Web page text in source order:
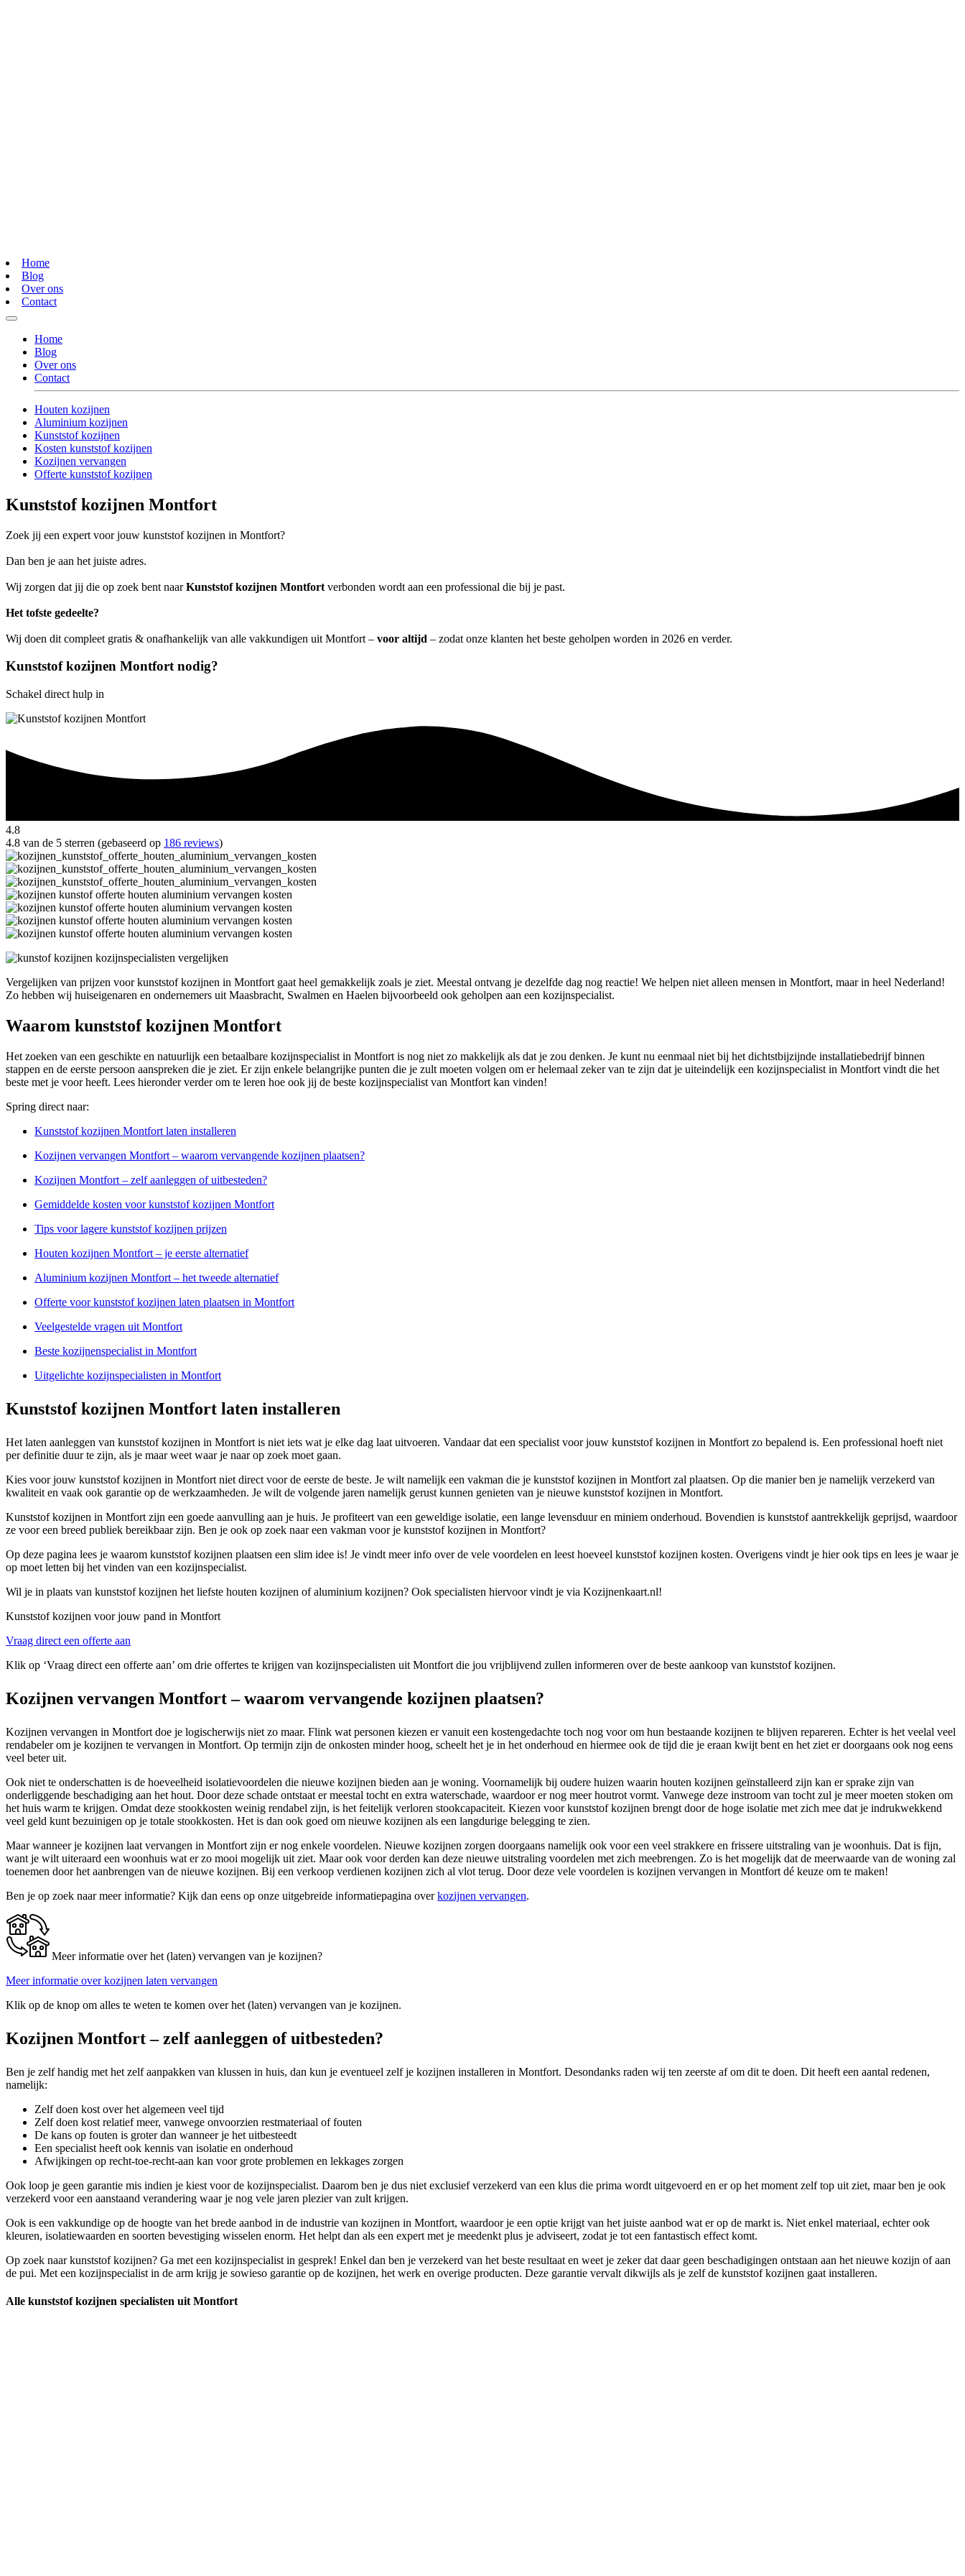
Home
Blog
Over ons
Contact
Home
Blog
Over ons
Contact
Houten kozijnen
Aluminium kozijnen
Kunststof kozijnen
Kosten kunststof kozijnen
Kozijnen vervangen
Offerte kunststof kozijnen
Kunststof kozijnen Montfort
Zoek jij een expert voor jouw kunststof kozijnen in Montfort?
Dan ben je aan het juiste adres.
Wij zorgen dat jij die op zoek bent naarKunststof kozijnen Montfort verbonden wordt aan een professional die bij je past.
Het tofste gedeelte?
Wij doen dit compleet gratis & onafhankelijk van alle vakkundigen uit Montfort – voor altijd – zodat onze klanten het beste geholpen worden in 2026 en verder.
Kunststof kozijnen Montfort nodig?
Schakel direct hulp in
4.8
4.8 van de 5 sterren (gebaseerd op 186 reviews)
Vergelijken van prijzen voor kunststof kozijnen in Montfort gaat heel gemakkelijk zoals je ziet. Meestal ontvang je dezelfde dag nog reactie! We helpen niet alleen mensen in Montfort, maar in heel Nederland!
Zo hebben wij huiseigenaren en ondernemers uit Maasbracht, Swalmen en Haelen bijvoorbeeld ook geholpen aan een kozijnspecialist.
Waarom kunststof kozijnen Montfort
Het zoeken van een geschikte en natuurlijk een betaalbare kozijnspecialist in Montfort is nog niet zo makkelijk als dat je zou denken. Je kunt nu eenmaal niet bij het dichtstbijzijnde installatiebedrijf binnen
stappen en de eerste persoon aanspreken die je ziet. Er zijn enkele belangrijke punten die je zult moeten volgen om er helemaal zeker van te zijn dat je uiteindelijk een kozijnspecialist in Montfort vindt die het
beste met je voor heeft. Lees hieronder verder om te leren hoe ook jij de beste kozijnspecialist van Montfort kan vinden!
Spring direct naar:
Kunststof kozijnen Montfort laten installeren
Kozijnen vervangen Montfort – waarom vervangende kozijnen plaatsen?
Kozijnen Montfort – zelf aanleggen of uitbesteden?
Gemiddelde kosten voor kunststof kozijnen Montfort
Tips voor lagere kunststof kozijnen prijzen
Houten kozijnen Montfort – je eerste alternatief
Aluminium kozijnen Montfort – het tweede alternatief
Offerte voor kunststof kozijnen laten plaatsen in Montfort
Veelgestelde vragen uit Montfort
Beste kozijnenspecialist in Montfort
Uitgelichte kozijnspecialisten in Montfort
Kunststof kozijnen Montfort laten installeren
Het laten aanleggen van kunststof kozijnen in Montfort is niet iets wat je elke dag laat uitvoeren. Vandaar dat een specialist voor jouw kunststof kozijnen in Montfort zo bepalend is. Een professional hoeft niet
per definitie duur te zijn, als je maar weet waar je naar op zoek moet gaan.
Kies voor jouw kunststof kozijnen in Montfort niet direct voor de eerste de beste. Je wilt namelijk een vakman die je kunststof kozijnen in Montfort zal plaatsen. Op die manier ben je namelijk verzekerd van
kwaliteit en vaak ook garantie op de werkzaamheden. Je wilt de volgende jaren namelijk gerust kunnen genieten van je nieuwe kunststof kozijnen in Montfort.
Kunststof kozijnen in Montfort zijn een goede aanvulling aan je huis. Je profiteert van een geweldige isolatie, een lange levensduur en miniem onderhoud. Bovendien is kunststof aantrekkelijk geprijsd, waardoor
ze voor een breed publiek bereikbaar zijn. Ben je ook op zoek naar een vakman voor je kunststof kozijnen in Montfort?
Op deze pagina lees je waarom kunststof kozijnen plaatsen een slim idee is! Je vindt meer info over de vele voordelen en leest hoeveel kunststof kozijnen kosten. Overigens vindt je hier ook tips en lees je waar je
op moet letten bij het vinden van een kozijnspecialist.
Wil je in plaats van kunststof kozijnen het liefste houten kozijnen of aluminium kozijnen? Ook specialisten hiervoor vindt je via Kozijnenkaart.nl!
Kunststof kozijnen voor jouw pand in Montfort
Vraag direct een offerte aan
Klik op ‘Vraag direct een offerte aan’ om drie offertes te krijgen van kozijnspecialisten uit Montfort die jou vrijblijvend zullen informeren over de beste aankoop van kunststof kozijnen.
Kozijnen vervangen Montfort – waarom vervangende kozijnen plaatsen?
Kozijnen vervangen in Montfort doe je logischerwijs niet zo maar. Flink wat personen kiezen er vanuit een kostengedachte toch nog voor om hun bestaande kozijnen te blijven repareren. Echter is het veelal veel
rendabeler om je kozijnen te vervangen in Montfort. Op termijn zijn de onkosten minder hoog, scheelt het je in het onderhoud en hiermee ook de tijd die je eraan kwijt bent en het ziet er doorgaans ook nog eens
veel beter uit.
Ook niet te onderschatten is de hoeveelheid isolatievoordelen die nieuwe kozijnen bieden aan je woning. Voornamelijk bij oudere huizen waarin houten kozijnen geïnstalleerd zijn kan er sprake zijn van
onderliggende beschadiging aan het hout. Door deze schade ontstaat er meestal tocht en extra waterschade, waardoor er nog meer houtrot vormt. Vanwege deze instroom van tocht zul je meer moeten stoken om
het huis warm te krijgen. Omdat deze stookkosten weinig rendabel zijn, is het feitelijk verloren stookcapaciteit. Kiezen voor kunststof kozijnen brengt door de hoge isolatie met zich mee dat je indrukwekkend
veel geld kunt bezuinigen op je totale stookkosten. Het is dan ook goed om nieuwe kozijnen als een langdurige belegging te zien.
Maar wanneer je kozijnen laat vervangen in Montfort zijn er nog enkele voordelen. Nieuwe kozijnen zorgen doorgaans namelijk ook voor een veel strakkere en frissere uitstraling van je woonhuis. Dat is fijn,
want je wilt uiteraard een woonhuis wat er zo mooi mogelijk uit ziet. Maar ook voor derden kan deze nieuwe uitstraling voordelen met zich meebrengen. Zo is het mogelijk dat de meerwaarde van de woning zal
toenemen door het aanbrengen van de nieuwe kozijnen. Bij een verkoop verdienen kozijnen zich al vlot terug. Door deze vele voordelen is kozijnen vervangen in Montfort dé keuze om te maken!
Ben je op zoek naar meer informatie? Kijk dan eens op onze uitgebreide informatiepagina overkozijnen vervangen.
Meer informatie over het (laten) vervangen van je kozijnen?
Meer informatie over kozijnen laten vervangen
Klik op de knop om alles te weten te komen over het (laten) vervangen van je kozijnen.
Kozijnen Montfort – zelf aanleggen of uitbesteden?
Ben je zelf handig met het zelf aanpakken van klussen in huis, dan kun je eventueel zelf je kozijnen installeren in Montfort. Desondanks raden wij ten zeerste af om dit te doen. Dit heeft een aantal redenen,
namelijk:
Zelf doen kost over het algemeen veel tijd
Zelf doen kost relatief meer, vanwege onvoorzien restmateriaal of fouten
De kans op fouten is groter dan wanneer je het uitbesteedt
Een specialist heeft ook kennis van isolatie en onderhoud
Afwijkingen op recht-toe-recht-aan kan voor grote problemen en lekkages zorgen
Ook loop je geen garantie mis indien je kiest voor de kozijnspecialist. Daarom ben je dus niet exclusief verzekerd van een klus die prima wordt uitgevoerd en er op het moment zelf top uit ziet, maar ben je ook
verzekerd voor een aanstaand verandering waar je nog vele jaren plezier van zult krijgen.
Ook is een vakkundige op de hoogte van het brede aanbod in de industrie van kozijnen in Montfort, waardoor je een optie krijgt van het juiste aanbod wat er op de markt is. Niet enkel materiaal, echter ook
kleuren, isolatiewaarden en soorten bevestiging wisselen enorm. Het helpt dan als een expert met je meedenkt plus je adviseert, zodat je tot een fantastisch effect komt.
Op zoek naar kunststof kozijnen? Ga met een kozijnspecialist in gesprek! Enkel dan ben je verzekerd van het beste resultaat en weet je zeker dat daar geen beschadigingen ontstaan aan het nieuwe kozijn of aan
de pui. Met een kozijnspecialist in de arm krijg je sowieso garantie op de kozijnen, het werk en overige producten. Deze garantie vervalt dikwijls als je zelf de kunststof kozijnen gaat installeren.
Alle kunststof kozijnen specialisten uit Montfort